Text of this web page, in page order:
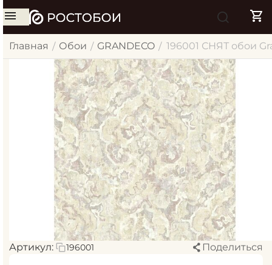
Главная / Обои / GRANDECO / 196001 СНЯТ обои
Артикул: 196001 Поделиться